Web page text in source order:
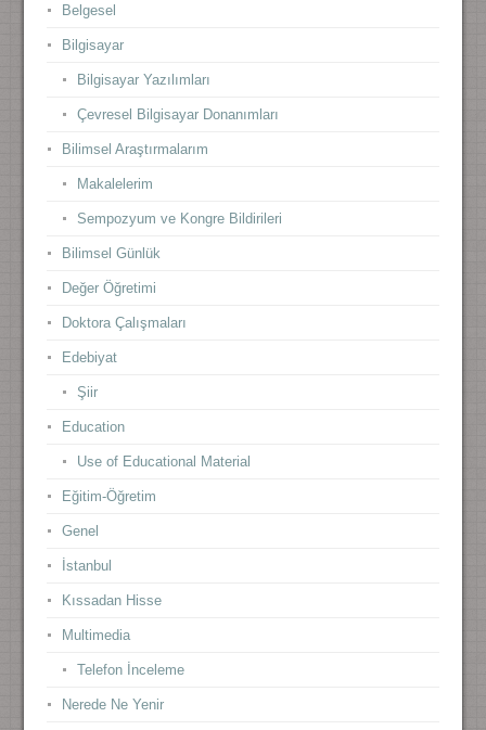
Belgesel
Bilgisayar
Bilgisayar Yazılımları
Çevresel Bilgisayar Donanımları
Bilimsel Araştırmalarım
Makalelerim
Sempozyum ve Kongre Bildirileri
Bilimsel Günlük
Değer Öğretimi
Doktora Çalışmaları
Edebiyat
Şiir
Education
Use of Educational Material
Eğitim-Öğretim
Genel
İstanbul
Kıssadan Hisse
Multimedia
Telefon İnceleme
Nerede Ne Yenir